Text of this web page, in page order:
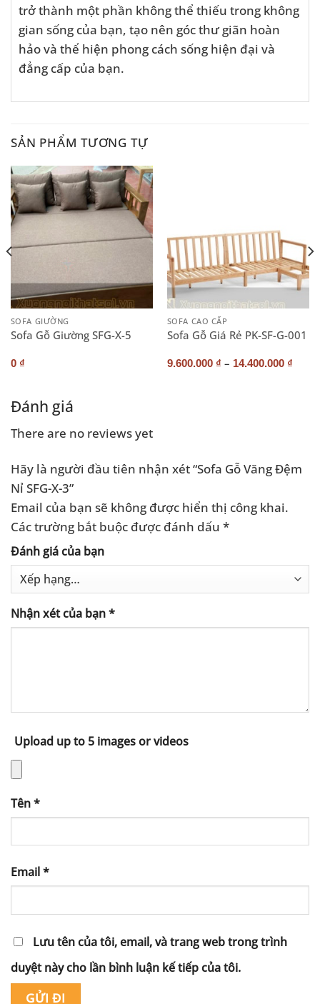
trở thành một phần không thể thiếu trong không
gian sống của bạn, tạo nên góc thư giãn hoàn
hảo và thể hiện phong cách sống hiện đại và
đẳng cấp của bạn.
SẢN PHẨM TƯƠNG TỰ
SOFA GIƯỜNG
Sofa Gỗ Giường SFG-X-5
0 ₫
SOFA CAO CẤP
Sofa Gỗ Giá Rẻ PK-SF-G-001
9.600.000 ₫ – 14.400.000 ₫
Đánh giá
There are no reviews yet
Hãy là người đầu tiên nhận xét “Sofa Gỗ Văng Đệm
Nỉ SFG-X-3”
Email của bạn sẽ không được hiển thị công khai.
Các trường bắt buộc được đánh dấu *
Đánh giá của bạn
Nhận xét của bạn*
Upload up to 5 images or videos
Tên*
Email*
Lưu tên của tôi, email, và trang web trong trình
duyệt này cho lần bình luận kế tiếp của tôi.